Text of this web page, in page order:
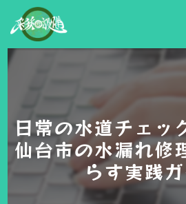
日常の水道チェッ
仙台市の水漏れ修
らす実践